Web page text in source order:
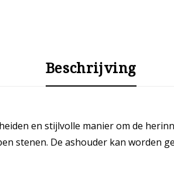
Beschrijving
en stijlvolle manier om de
stenen. De ashouder kan worden